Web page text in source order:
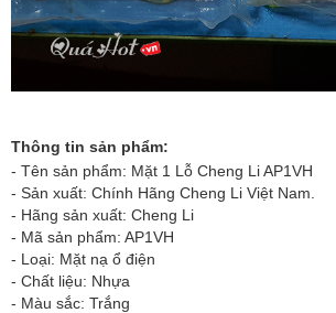
Thông tin sản phẩm:
- Tên sản phẩm: Mặt 1 Lỗ Cheng Li AP1VH
- Sản xuất: Chính Hãng Cheng Li Việt Nam.
- Hãng sản xuất: Cheng Li
- Mã sản phẩm: AP1VH
- Loại: Mặt nạ ổ điện
- Chất liệu: Nhựa
- Màu sắc: Trắng